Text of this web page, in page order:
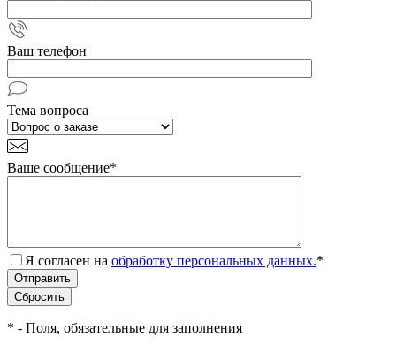
Ваш телефон
Тема вопроса
Ваше сообщение*
Я согласен на обработку персональных данных.*
* - Поля, обязательные для заполнения